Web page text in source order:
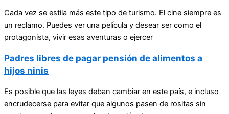
Cada vez se estila más este tipo de turismo. El cine siempre es
un reclamo. Puedes ver una película y desear ser como el
protagonista, vivir esas aventuras o ejercer
Padres libres de pagar pensión de alimentos a
hijos ninis
Es posible que las leyes deban cambiar en este país, e incluso
encrudecerse para evitar que algunos pasen de rositas sin